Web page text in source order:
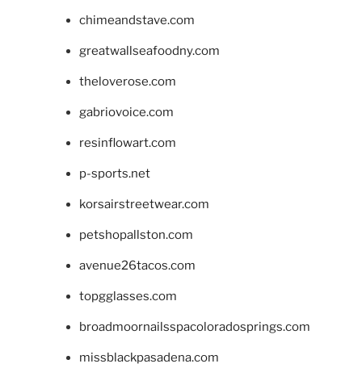
chimeandstave.com
greatwallseafoodny.com
theloverose.com
gabriovoice.com
resinflowart.com
p-sports.net
korsairstreetwear.com
petshopallston.com
avenue26tacos.com
topgglasses.com
broadmoornailsspacoloradosprings.com
missblackpasadena.com